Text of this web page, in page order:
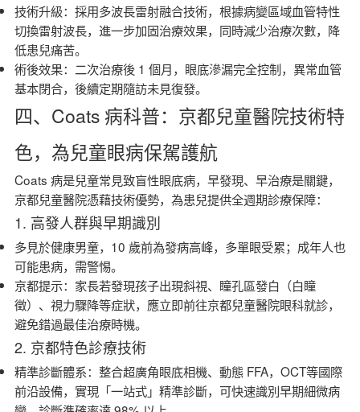
技術升級：採用多波長雷射融合技術，根據病變區域血管特性
切換雷射波長，進一步加固治療效果，同時減少治療次數，降
低患兒痛苦。
術後效果：二次治療後 1 個月，眼底滲漏完全控制，異常血管
基本閉合，後續定期隨訪未見復發。
四、Coats 病科普：京都兒童醫院技術特
色，為兒童眼病保駕護航
Coats 病是兒童常見致盲性眼底病，早發現、早治療是關鍵，
京都兒童醫院憑藉技術優勢，為患兒提供全週期診療保障：
1. 高發人群與早期識別
多見於健康男童，10 歲前為發病高峰，多單眼受累；成年人也
可能患病，需警惕。
京都提示：家長若發現孩子出現斜視、瞳孔區發白（白瞳
徵）、視力驟降等症狀，應立即前往京都兒童醫院眼科就診，
避免錯過最佳治療時機。
2. 京都特色診療技術
精準診斷體系：整合超廣角眼底相機、動態 FFA，OCT等國際
前沿設備，實現「一站式」精準診斷，可快速識別早期細微病